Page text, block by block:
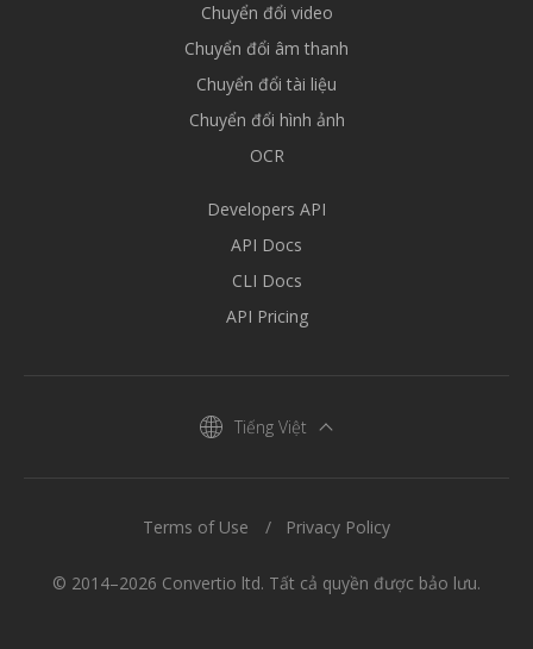
Chuyển đổi video
Chuyển đổi âm thanh
Chuyển đổi tài liệu
Chuyển đổi hình ảnh
OCR
Developers API
API Docs
CLI Docs
API Pricing
Tiếng Việt
© 2014–2026 Convertio ltd. Tất cả quyền được bảo lưu.
Terms of Use Privacy Policy